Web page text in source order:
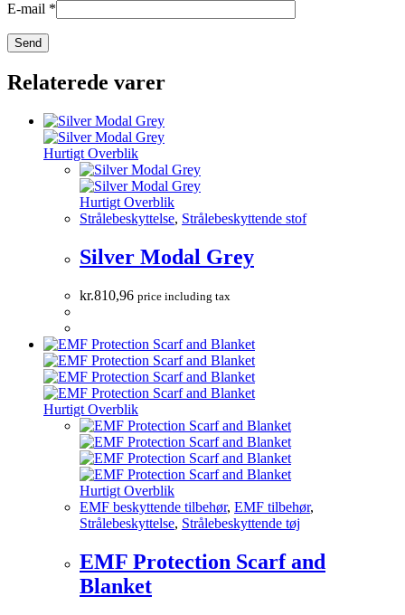
E-mail *
Relaterede varer
Hurtigt Overblik
Hurtigt Overblik
Strålebeskyttelse, Strålebeskyttende stof
Silver Modal Grey
kr.810,96 price including tax
Hurtigt Overblik
Hurtigt Overblik
EMF beskyttende tilbehør, EMF tilbehør,
Strålebeskyttelse, Strålebeskyttende tøj
EMF Protection Scarf and
Blanket